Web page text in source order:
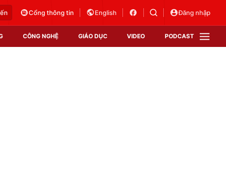
Cổng thông tin English Đăng nhập
CÔNG NGHỆ GIÁO DỤC VIDEO PODCAST